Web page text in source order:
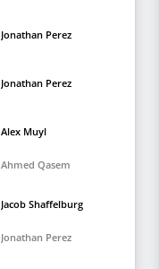
Jonathan Perez
Jonathan Perez
Alex Muyl
Ahmed Qasem
Jacob Shaffelburg
Jonathan Perez